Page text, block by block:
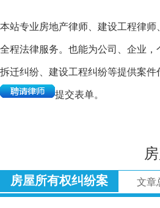
本站专业房地产律师、建设工程律
全程法律服务。也能为公司、企业
拆迁纠纷、建设工程纠纷等提供案
提交表单。
房屋所有权纠纷案 文章